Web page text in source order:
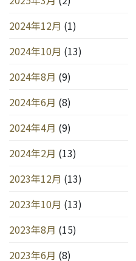
2024年12月 (1)
2024年10月 (13)
2024年8月 (9)
2024年6月 (8)
2024年4月 (9)
2024年2月 (13)
2023年12月 (13)
2023年10月 (13)
2023年8月 (15)
2023年6月 (8)